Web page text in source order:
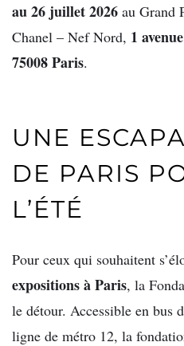
au 26 juillet 2026 au Grand
Chanel – Nef Nord, 1
75008 Paris.
UNE
DE PARIS
L’ÉTÉ
Pour ceux qui souhaitent
expositions à Paris, la
le détour. Accessible en bus
ligne de métro 12, la